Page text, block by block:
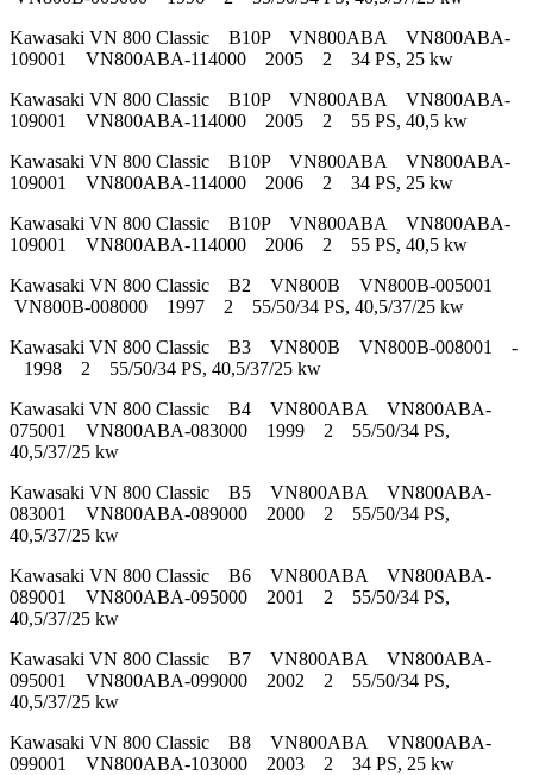
Kawasaki VN 800 Classic B10P VN800ABA VN800ABA-
109001 VN800ABA-114000 2005 2 34 PS, 25 kw
Kawasaki VN 800 Classic B10P VN800ABA VN800ABA-
109001 VN800ABA-114000 2005 2 55 PS, 40,5 kw
Kawasaki VN 800 Classic B10P VN800ABA VN800ABA-
109001 VN800ABA-114000 2006 2 34 PS, 25 kw
Kawasaki VN 800 Classic B10P VN800ABA VN800ABA-
109001 VN800ABA-114000 2006 2 55 PS, 40,5 kw
Kawasaki VN 800 Classic B2 VN800B VN800B-005001
VN800B-008000 1997 2 55/50/34 PS, 40,5/37/25 kw
Kawasaki VN 800 Classic B3 VN800B VN800B-008001 -
1998 2 55/50/34 PS, 40,5/37/25 kw
Kawasaki VN 800 Classic B4 VN800ABA VN800ABA-
075001 VN800ABA-083000 1999 2 55/50/34 PS,
40,5/37/25 kw
Kawasaki VN 800 Classic B5 VN800ABA VN800ABA-
083001 VN800ABA-089000 2000 2 55/50/34 PS,
40,5/37/25 kw
Kawasaki VN 800 Classic B6 VN800ABA VN800ABA-
089001 VN800ABA-095000 2001 2 55/50/34 PS,
40,5/37/25 kw
Kawasaki VN 800 Classic B7 VN800ABA VN800ABA-
095001 VN800ABA-099000 2002 2 55/50/34 PS,
40,5/37/25 kw
Kawasaki VN 800 Classic B8 VN800ABA VN800ABA-
099001 VN800ABA-103000 2003 2 34 PS, 25 kw